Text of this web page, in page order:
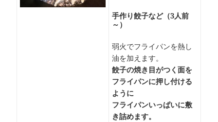
手作り餃子など（3人前
～）
弱火でフライパンを熱し
油を加えます。
餃子の焼き目がつく面を
フライパンに押し付ける
ように
フライパンいっぱいに敷
き詰めます。